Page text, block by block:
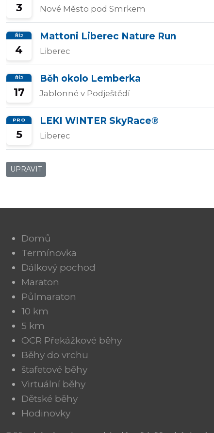
závody
3 Nové Město pod Smrkem
ŘÍJ
4
Mattoni Liberec Nature Run
Liberec
ŘÍJ
17
Běh okolo Lemberka
Jablonné v Podještědí
PRO
5
LEKI WINTER SkyRace®
Liberec
UPRAVIT
Domů
Termínovka
Dálkový pochod
Maraton
Půlmaraton
10 km
5 km
OCR Překážkové běhy
Běhy do vrchu
štafetové běhy
Virtuální běhy
Dětské běhy
Hodinovky